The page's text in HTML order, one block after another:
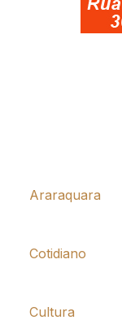
Araraquara
Cotidiano
Cultura